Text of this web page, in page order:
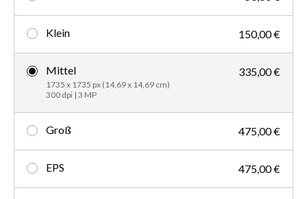
Klein 150,00 €
Mittel
1735 x 1735 px (14,69 x 14,69 cm)
300 dpi | 3 MP
335,00 €
Groß 475,00 €
EPS 475,00 €